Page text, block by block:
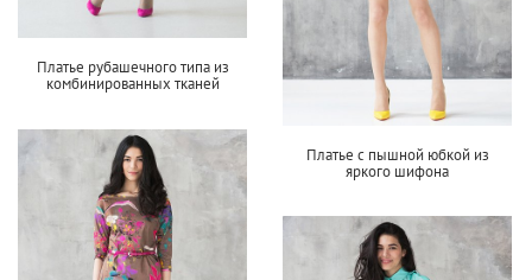
Платье рубашечного типа из
комбинированных тканей
Платье с пышной юбкой из
яркого шифона